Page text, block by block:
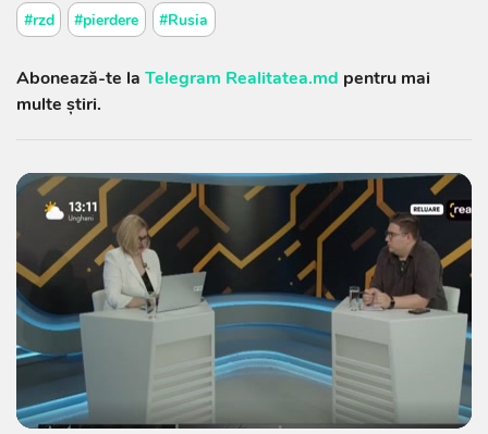
#rzd #pierdere #Rusia
Abonează-te la Telegram Realitatea.md pentru mai
multe știri.